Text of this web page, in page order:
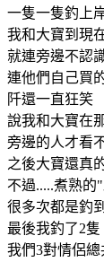
一隻一隻釣上
我和大寶到現
就連旁邊不認
連他們自己買
阡還一直狂笑
說我和大寶在
旁邊的人才看
之後大寶還真
不過.....煮熟的
很多次都是釣
最後我釣了2
我們3對情侶總